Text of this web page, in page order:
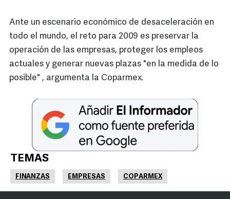
Ante un escenario económico de desaceleración en
todo el mundo, el reto para 2009 es preservar la
operación de las empresas, proteger los empleos
actuales y generar nuevas plazas "en la medida de lo
posible" , argumenta la Coparmex.
TEMAS
FINANZAS EMPRESAS COPARMEX